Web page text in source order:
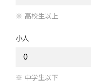
高校生以上
小人
中学生以下